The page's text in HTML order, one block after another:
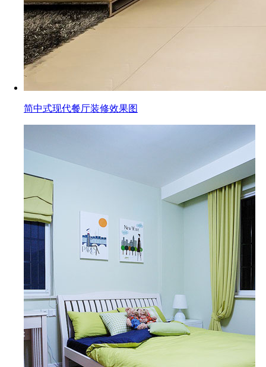
简中式现代餐厅装修效果图